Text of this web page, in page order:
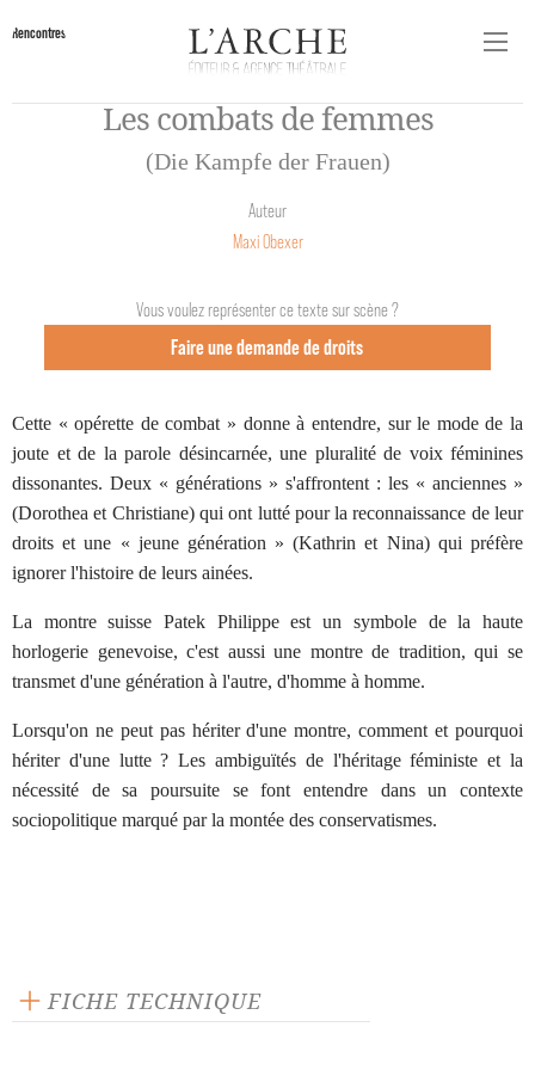
Rencontres
Les combats de femmes
(Die Kampfe der Frauen)
Auteur
Maxi Obexer
Vous voulez représenter ce texte sur scène ?
Faire une demande de droits
Cette « opérette de combat » donne à entendre, sur le mode de la
joute et de la parole désincarnée, une pluralité de voix féminines
dissonantes. Deux « générations » s'affrontent : les « anciennes »
(Dorothea et Christiane) qui ont lutté pour la reconnaissance de leur
droits et une « jeune génération » (Kathrin et Nina) qui préfère
ignorer l'histoire de leurs ainées.
La montre suisse Patek Philippe est un symbole de la haute
horlogerie genevoise, c'est aussi une montre de tradition, qui se
transmet d'une génération à l'autre, d'homme à homme.
Lorsqu'on ne peut pas hériter d'une montre, comment et pourquoi
hériter d'une lutte ? Les ambiguïtés de l'héritage féministe et la
nécessité de sa poursuite se font entendre dans un contexte
sociopolitique marqué par la montée des conservatismes.
FICHE TECHNIQUE